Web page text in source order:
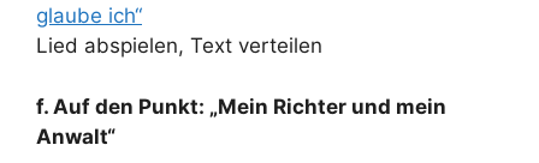
glaube ich“
Lied abspielen, Text verteilen
f. Auf den Punkt: „Mein Richter und mein
Anwalt“